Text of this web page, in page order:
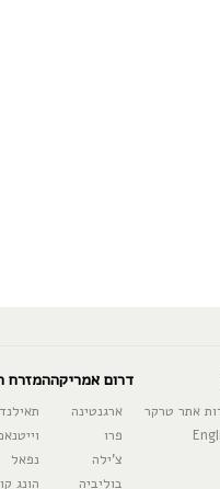
אתר טרקר
דרום אמריקה
ארגנטינה
פרו
צ'ילה
בוליביה
המזרח
תאילנד
נפאל
הונג